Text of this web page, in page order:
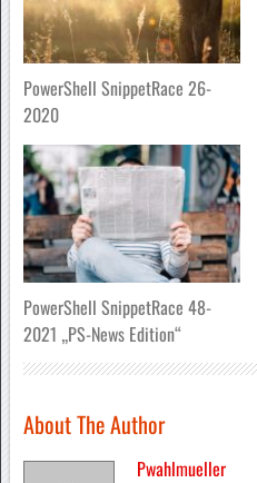
PowerShell SnippetRace 26-
2020
PowerShell SnippetRace 48-
2021 „PS-News Edition“
About The Author
Pwahlmueller